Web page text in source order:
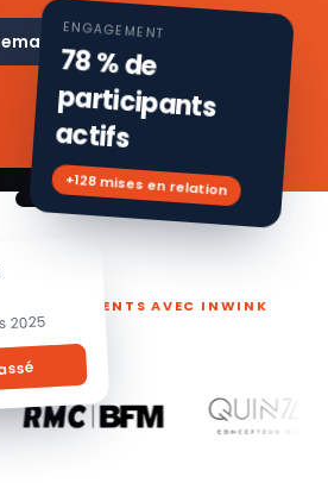
une démo
2025
ENGAGEMENT
78 % de
participants
actifs
+128 mises en relation
ÉVÉNEMENTS AVEC INWINK